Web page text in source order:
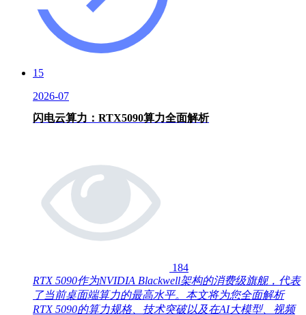
15
2026-07
闪电云算力：RTX5090算力全面解析
184
RTX 5090作为NVIDIA Blackwell架构的消费级旗舰，代表
了当前桌面端算力的最高水平。本文将为您全面解析
RTX 5090的算力规格、技术突破以及在AI大模型、视频